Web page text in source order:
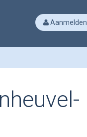
Aanmelden